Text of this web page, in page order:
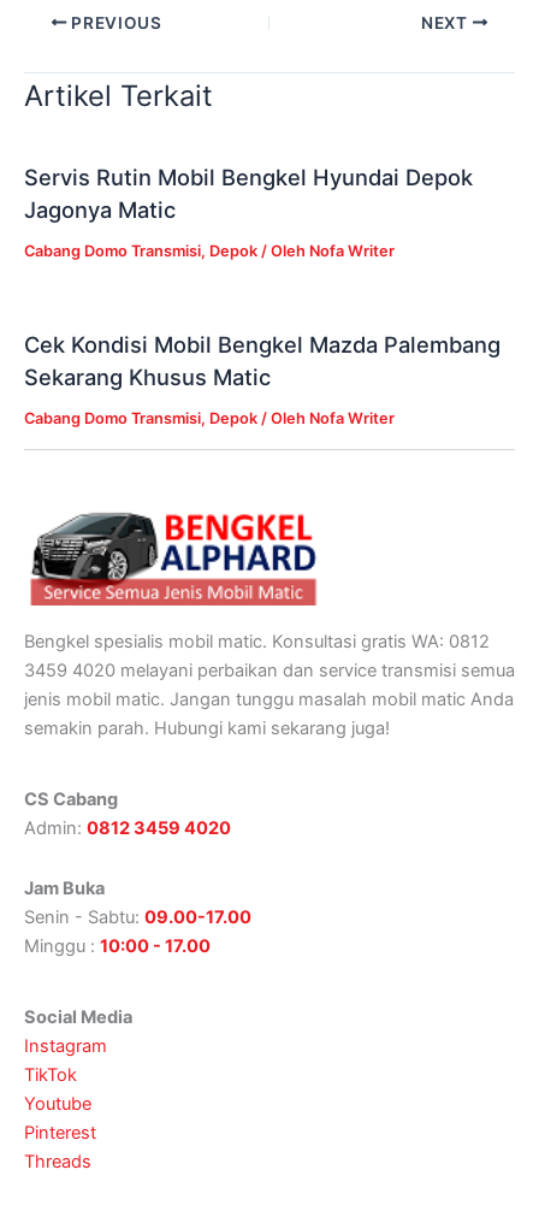
PREVIOUS NEXT
Artikel Terkait
Servis Rutin Mobil Bengkel Hyundai Depok
Jagonya Matic
Cabang Domo Transmisi, Depok / Oleh Nofa Writer
Cek Kondisi Mobil Bengkel Mazda Palembang
Sekarang Khusus Matic
Cabang Domo Transmisi, Depok / Oleh Nofa Writer
Bengkel spesialis mobil matic. Konsultasi gratis WA: 0812
3459 4020 melayani perbaikan dan service transmisi semua
jenis mobil matic. Jangan tunggu masalah mobil matic Anda
semakin parah. Hubungi kami sekarang juga!
CS Cabang
Admin: 0812 3459 4020
Jam Buka
Senin - Sabtu: 09.00-17.00
Minggu : 10:00 - 17.00
Social Media
Instagram
TikTok
Youtube
Pinterest
Threads